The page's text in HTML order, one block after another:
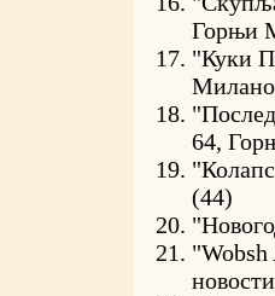
Горњи
"Куки
64,
(44)